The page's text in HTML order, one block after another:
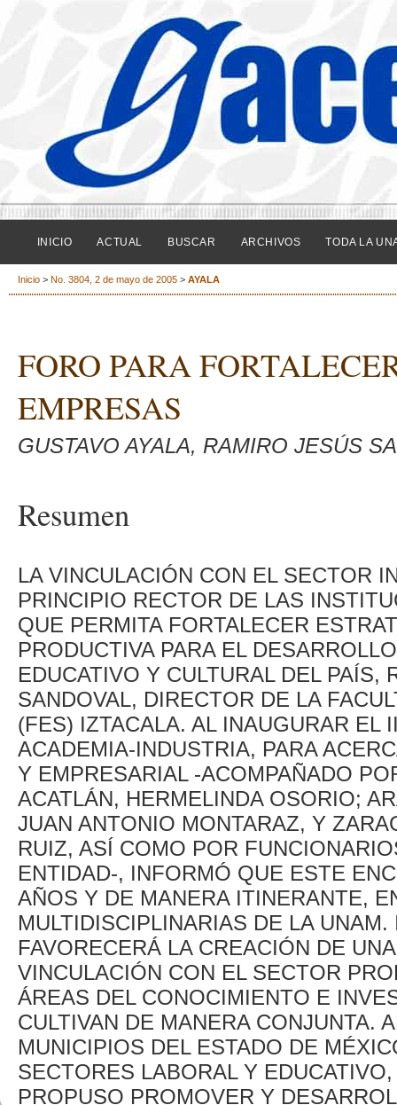
INICIO ACTUAL BUSCAR ARCHIVOS TODA LA
Inicio > No. 3804, 2 de mayo de 2005 > AYALA
FORO PARA
EMPRESAS
GUSTAVO AYALA, RAMIRO JESÚS
Resumen
LA VINCULACIÓN CON EL SECTOR
PRINCIPIO RECTOR DE LAS
QUE PERMITA FORTALECER
PRODUCTIVA PARA EL
EDUCATIVO Y CULTURAL DEL PAÍS,
SANDOVAL, DIRECTOR DE LA
(FES) IZTACALA. AL INAUGURAR EL
ACADEMIA-INDUSTRIA, PARA
Y EMPRESARIAL -ACOMPAÑADO
ACATLÁN, HERMELINDA OSORIO;
JUAN ANTONIO MONTARAZ, Y
RUIZ, ASÍ COMO POR
ENTIDAD-, INFORMÓ QUE ESTE
AÑOS Y DE MANERA ITINERANTE,
MULTIDISCIPLINARIAS DE LA
FAVORECERÁ LA CREACIÓN DE
VINCULACIÓN CON EL SECTOR
ÁREAS DEL CONOCIMIENTO E
CULTIVAN DE MANERA CONJUNTA.
MUNICIPIOS DEL ESTADO DE
SECTORES LABORAL Y
PROPUSO PROMOVER Y